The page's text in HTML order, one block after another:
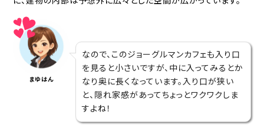
まゆはん
なので、このジョーグルマンカフェも入り口
を見ると小さいですが、中に入ってみるとか
なり奥に長くなっています。入り口が狭い
と、隠れ家感があってちょっとワクワクしま
すよね！